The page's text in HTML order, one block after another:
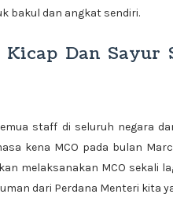
bakul dan angkat sendiri.
Dan Sayur
staff di seluruh negara
kena MCO pada bulan
melaksanakan MCO sekali
dari Perdana Menteri kita